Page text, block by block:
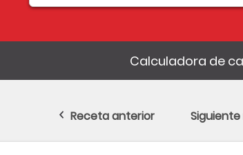
Calculadora de
Receta anterior